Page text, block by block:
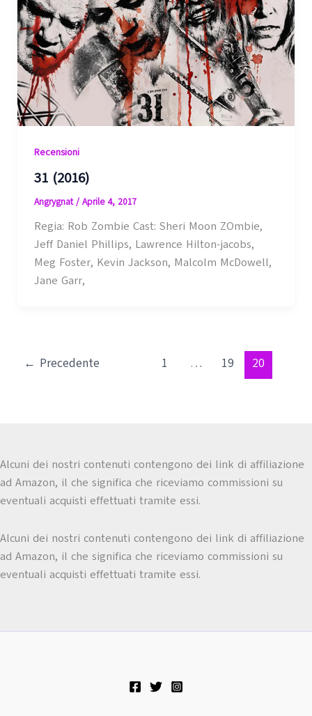
Recensioni
31 (2016)
Angrygnat/ Aprile 4, 2017
Regia: Rob Zombie Cast: Sheri Moon ZOmbie,
Jeff Daniel Phillips, Lawrence Hilton-jacobs,
Meg Foster, Kevin Jackson, Malcolm McDowell,
Jane Garr,
← Precedente 1 … 19 20
Alcuni dei nostri contenuti contengono dei link di affiliazione
ad Amazon, il che significa che riceviamo commissioni su
eventuali acquisti effettuati tramite essi.
Alcuni dei nostri contenuti contengono dei link di affiliazione
ad Amazon, il che significa che riceviamo commissioni su
eventuali acquisti effettuati tramite essi.